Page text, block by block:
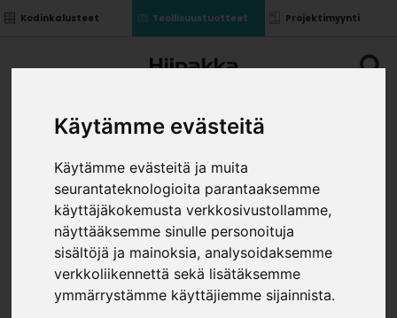
Käytämme evästeitä
Käytämme evästeitä ja muita
seurantateknologioita parantaaksemme
käyttäjäkokemusta verkkosivustollamme,
näyttääksemme sinulle personoituja
sisältöjä ja mainoksia, analysoidaksemme
verkkoliikennettä sekä lisätäksemme
ymmärrystämme käyttäjiemme sijainnista.
Kodinkalusteet Teollisuustuotteet Projektimyynti
KOMERON IRTOSIVU
2360*570 KOST.KEST.
Teollisuustuotteet»Kalusterungot ja ovet»
Yläkaapit » Komeron irtosivu 2360*570 kost.kest.
VÄRI